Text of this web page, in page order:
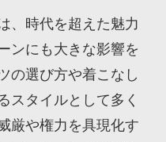
、時代を超えた魅力
ンにも大きな影響を
の選び方や着こなし
スタイルとして多く
厳や権力を具現化す